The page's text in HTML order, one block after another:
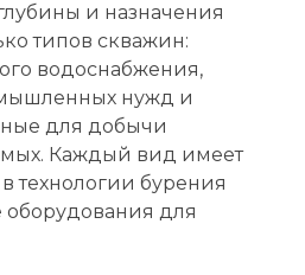
и назначения
типов скважин:
водоснабжения,
нужд и
для добычи
Каждый вид имеет
технологии бурения
для